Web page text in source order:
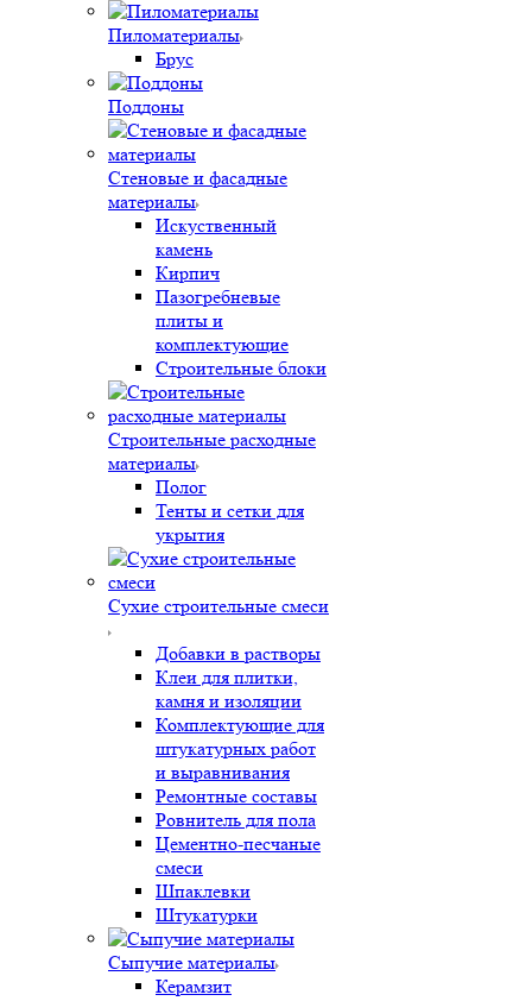
Пиломатериалы
Брус
Поддоны
Стеновые и фасадные
материалы
Искуственный
камень
Кирпич
Пазогребневые
плиты и
комплектующие
Строительные блоки
Строительные расходные
материалы
Полог
Тенты и сетки для
укрытия
Сухие строительные смеси
Добавки в растворы
Клеи для плитки,
камня и изоляции
Комплектующие для
штукатурных работ
и выравнивания
Ремонтные составы
Ровнитель для пола
Цементно-песчаные
смеси
Шпаклевки
Штукатурки
Сыпучие материалы
Керамзит